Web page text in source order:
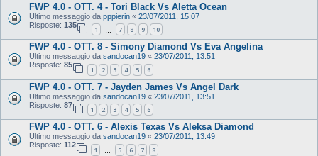
FWP 4.0 - OTT. 4 - Tori Black Vs Aletta Ocean
Ultimo messaggio da pppierin « 23/07/2011, 15:07
Risposte: 135
1 7 8 9 10
FWP 4.0 - OTT. 8 - Simony Diamond Vs Eva Angelina
Ultimo messaggio da sandocan19 « 23/07/2011, 13:51
Risposte: 85
1 2 3 4 5 6
FWP 4.0 - OTT. 7 - Jayden James Vs Angel Dark
Ultimo messaggio da sandocan19 « 23/07/2011, 13:51
Risposte: 87
1 2 3 4 5 6
FWP 4.0 - OTT. 6 - Alexis Texas Vs Aleksa Diamond
Ultimo messaggio da sandocan19 « 23/07/2011, 13:49
Risposte: 112
1 5 6 7 8